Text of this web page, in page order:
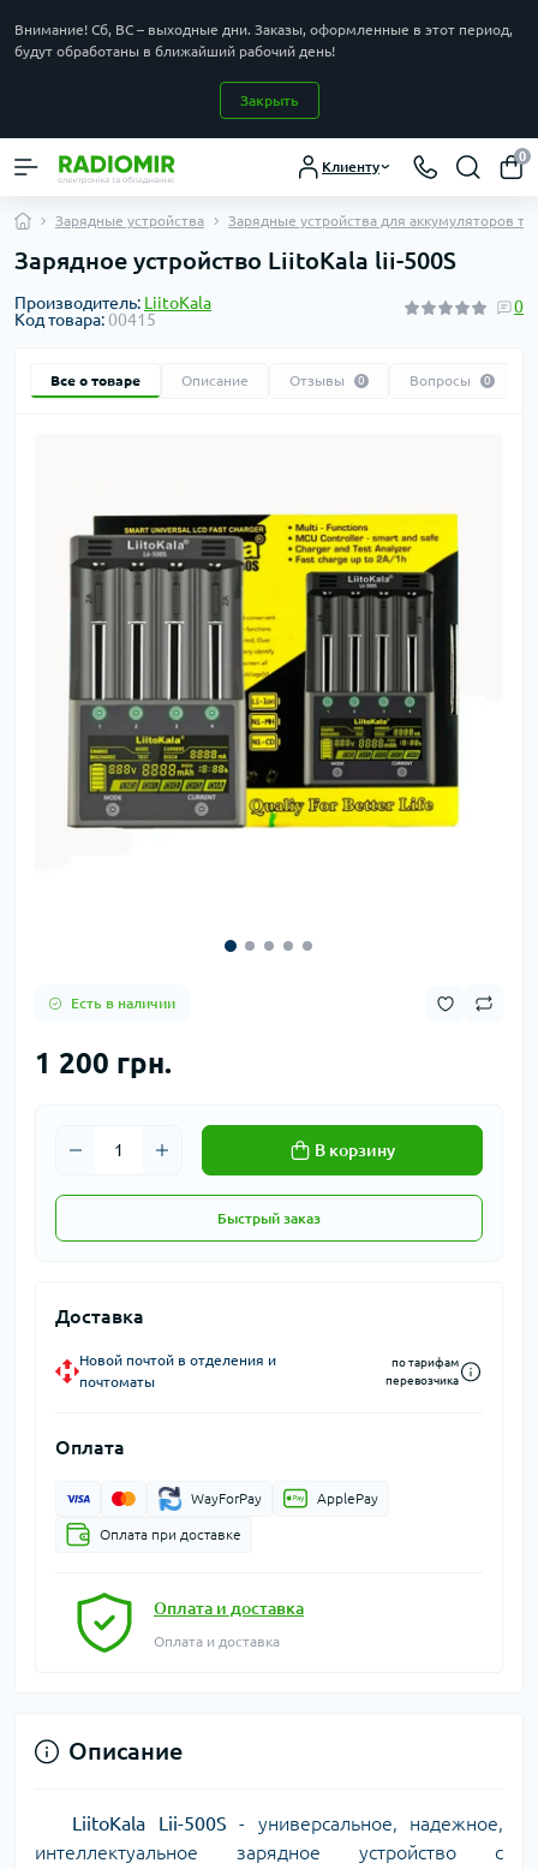
Внимание! Сб, ВС – выходные дни. Заказы, оформленные в этот период,
будут обработаны в ближайший рабочий день!
Закрыть
Клиенту
0
Зарядные устройства Зарядные устройства для аккумуляторов
Зарядное устройство LiitoKala lii-500S
Производитель: LiitoKala
Код товара:00415
0
Все о товаре Описание Отзывы 0 Вопросы 0
Есть в наличии
1 200 грн.
В корзину
Быстрый заказ
Доставка
Новой почтой в отделения и
почтоматы
по тарифам
перевозчика
Оплата
WayForPay ApplePay
Оплата при доставке
Оплата и доставка
Оплата и доставка
Описание
LiitoKala Lii-500S - универсальное, надежное,
интеллектуальное зарядное устройство с